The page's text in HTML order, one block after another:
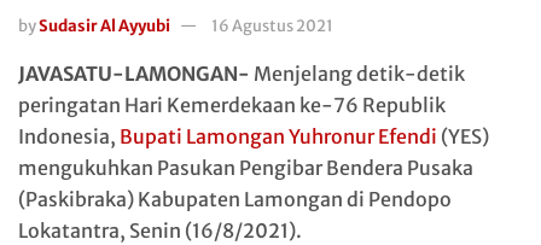
bySudasir Al Ayyubi 16 Agustus 2021
JAVASATU-LAMONGAN- Menjelang detik-detik
peringatan Hari Kemerdekaan ke-76 Republik
Indonesia, Bupati Lamongan Yuhronur Efendi (YES)
mengukuhkan Pasukan Pengibar Bendera Pusaka
(Paskibraka) Kabupaten Lamongan di Pendopo
Lokatantra, Senin (16/8/2021).